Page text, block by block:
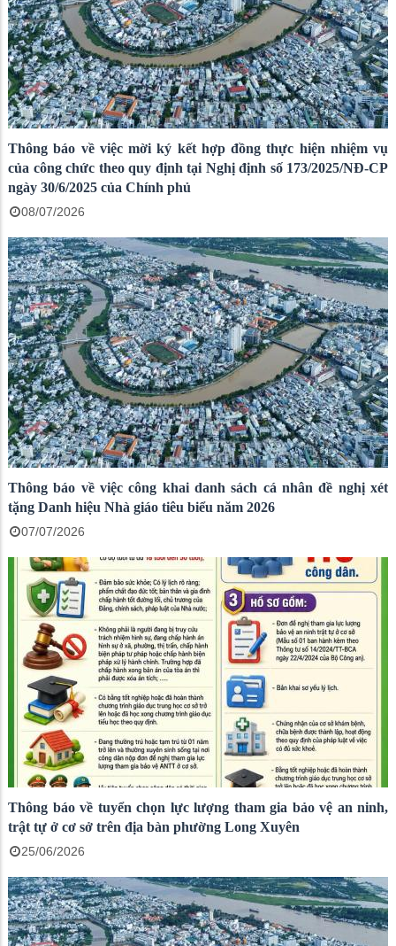
Thông báo về việc mời ký kết hợp đồng thực hiện nhiệm vụ
của công chức theo quy định tại Nghị định số 173/2025/NĐ-CP
ngày 30/6/2025 của Chính phủ
08/07/2026
Thông báo về việc công khai danh sách cá nhân đề nghị xét
tặng Danh hiệu Nhà giáo tiêu biểu năm 2026
07/07/2026
Thông báo về tuyển chọn lực lượng tham gia bảo vệ an ninh,
trật tự ở cơ sở trên địa bàn phường Long Xuyên
25/06/2026